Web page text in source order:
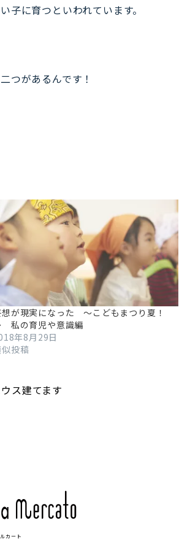
子に育つといわれています。
つがあるんです！
が現実になった ～こどもまつり夏！
私の育児や意識編
年8月29日
投稿
ス建てます
カート